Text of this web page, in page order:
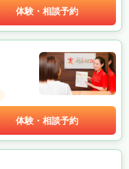
体験・相談予約
体験・相談予約